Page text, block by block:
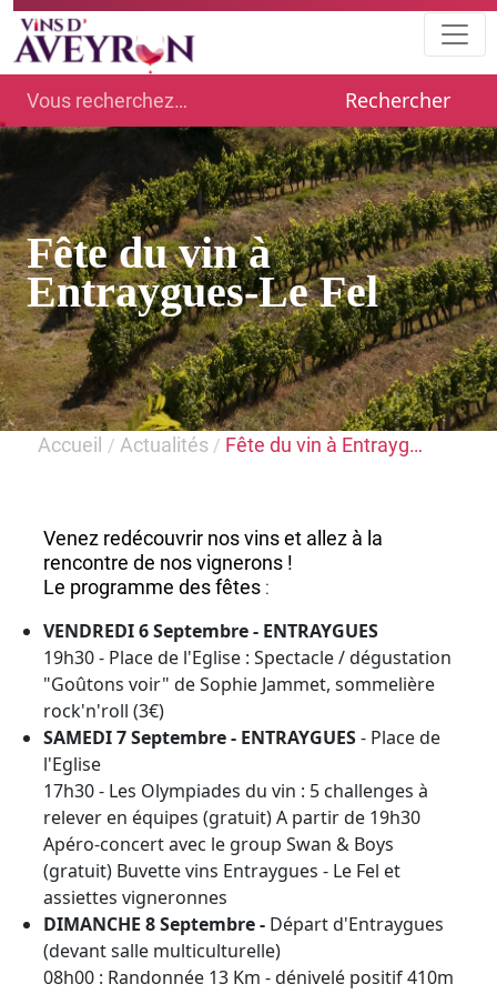
Rechercher
Fête du vin à
Entraygues-Le Fel
Accueil / Actualités / Fête du vin à Entrayg…
Venez redécouvrir nos vins et allez à la
rencontre de nos vignerons !
Le programme des fêtes :
VENDREDI 6 Septembre - ENTRAYGUES
19h30 - Place de l'Eglise : Spectacle / dégustation
"Goûtons voir" de Sophie Jammet, sommelière
rock'n'roll (3€)
SAMEDI 7 Septembre - ENTRAYGUES- Place de
l'Eglise
17h30 - Les Olympiades du vin : 5 challenges à
relever en équipes (gratuit) A partir de 19h30
Apéro-concert avec le group Swan & Boys
(gratuit) Buvette vins Entraygues - Le Fel et
assiettes vigneronnes
DIMANCHE 8 Septembre - Départ d'Entraygues
(devant salle multiculturelle)
08h00 : Randonnée 13 Km - dénivelé positif 410m